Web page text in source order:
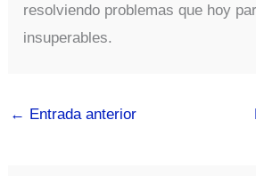
resolviendo problemas que hoy
insuperables.
← Entrada anterior